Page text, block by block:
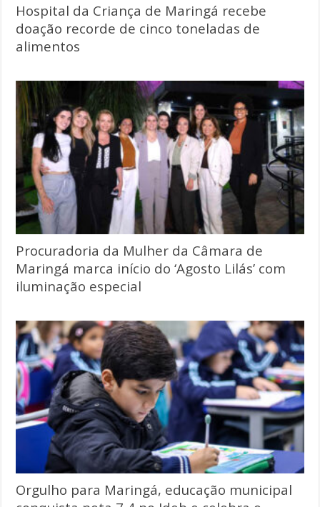
Hospital da Criança de Maringá recebe
doação recorde de cinco toneladas de
alimentos
Procuradoria da Mulher da Câmara de
Maringá marca início do ‘Agosto Lilás’ com
iluminação especial
Orgulho para Maringá, educação municipal